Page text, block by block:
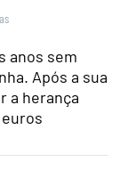
anos sem
Após a sua
a herança